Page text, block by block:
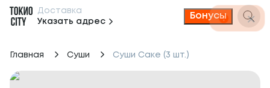
Доставка
Указать адрес
Бонусы
Главная Суши Суши Саке (3 шт.)